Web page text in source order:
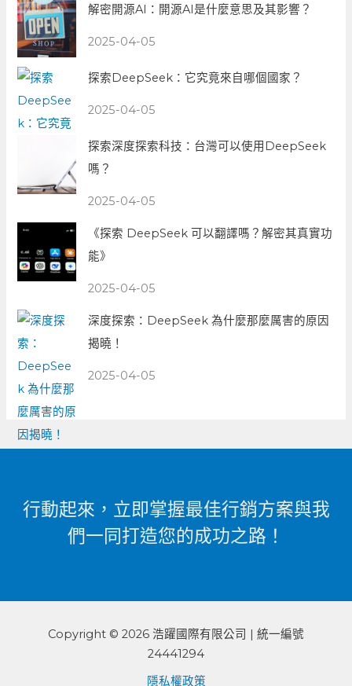
解密開源AI：開源AI是什麼意思及其影響？
2025-04-05
探索DeepSeek：它究竟來自哪個國家？
2025-04-05
探索深度探索科技：台灣可以使用DeepSeek
嗎？
2025-04-05
《探索 DeepSeek 可以翻譯嗎？解密其真實功
能》
2025-04-05
深度探索：DeepSeek 為什麼那麼厲害的原因
揭曉！
2025-04-05
行動起來，立即掌握最佳行銷方案與我
們一同打造您的成功之路！
Copyright © 2026 浩躍國際有限公司 | 統一編號
24441294
隱私權政策